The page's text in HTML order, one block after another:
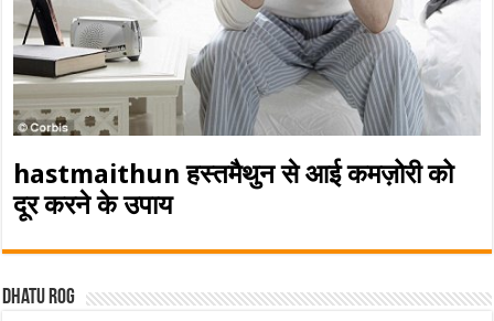
hastmaithun हस्तमैथुन से आई कमज़ोरी को
दूर करने के उपाय
Dhatu rog